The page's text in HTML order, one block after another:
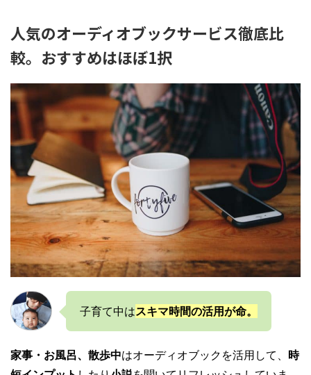
人気のオーディオブックサービス徹底比
較。おすすめはほぼ1択
子育て中はスキマ時間の活用が命。
家事・お風呂、散歩中はオーディオブックを活用して、 時